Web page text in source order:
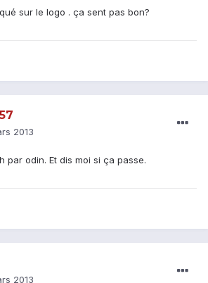
sur le logo . ça sent pas bon?
2013
par odin. Et dis moi si ça passe.
2013